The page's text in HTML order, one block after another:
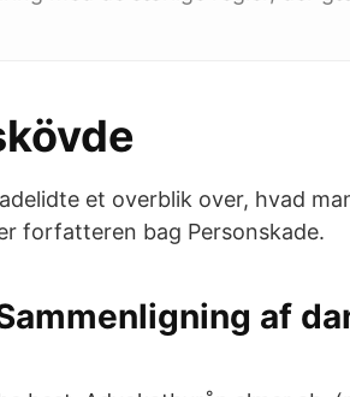
et overblik over, hvad
forfatteren bag Personskade.
af